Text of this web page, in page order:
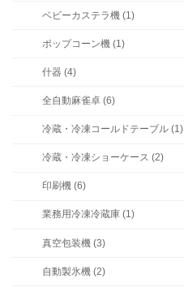
ベビーカステラ機 (1)
ポップコーン機 (1)
什器 (4)
全自動麻雀卓 (6)
冷蔵・冷凍コールドテーブル (1)
冷蔵・冷凍ショーケース (2)
印刷機 (6)
業務用冷凍冷蔵庫 (1)
真空包装機 (3)
自動製氷機 (2)